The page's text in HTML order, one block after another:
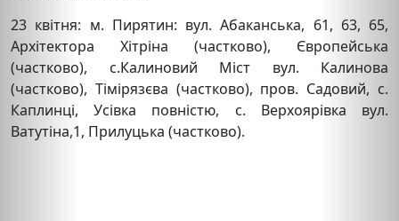
23 квітня: м. Пирятин: вул. Абаканська, 61, 63, 65,
Архітектора Хітріна (частково), Європейська
(частково), с.Калиновий Міст вул. Калинова
(частково), Тімірязєва (частково), пров. Садовий, с.
Каплинці, Усівка повністю, с. Верхоярівка вул.
Ватутіна,1, Прилуцька (частково).